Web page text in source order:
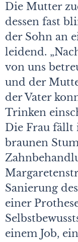
Die Mutter
dessen fast
der Sohn an
leidend.
von uns
und der
der Vater
Trinken
Die Frau fällt
braunen
Sanierung
einer
einem Job,